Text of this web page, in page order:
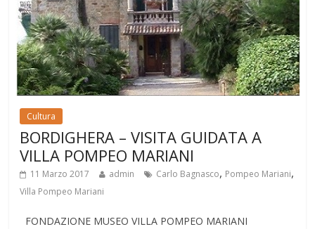
Cultura
BORDIGHERA – VISITA GUIDATA A
VILLA POMPEO MARIANI
11 Marzo 2017 admin Carlo Bagnasco, Pompeo Mariani,
Villa Pompeo Mariani
FONDAZIONE MUSEO VILLA POMPEO MARIANI